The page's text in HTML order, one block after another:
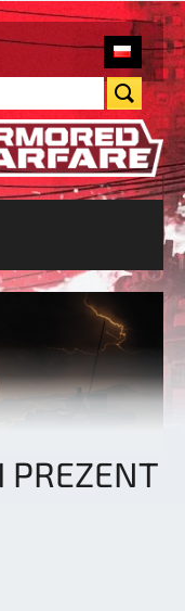
PREZENT